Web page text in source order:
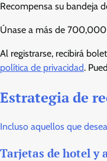
Recompensa su bandeja
Únase a más de 700,000
Al registrarse, recibirá
política de privacidad.
Estrategia de
Incluso aquellos que
Tarjetas de hotel y